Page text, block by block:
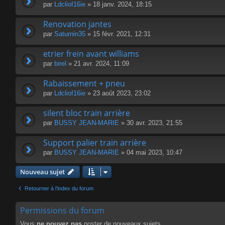
par Ldcliof16ie » 18 janv. 2024, 18:15
Renovation jantes
par Saturnin35 » 15 févr. 2021, 12:31
etrier frein avant williams
par birel » 21 avr. 2024, 11:09
Rabaissement + pneu
par Ldcliof16ie » 23 août 2023, 23:02
silent bloc train arrière
par BUSSY JEAN-MARIE » 30 avr. 2023, 21:55
Support palier train arrière
par BUSSY JEAN-MARIE » 04 mai 2023, 10:47
Nouveau sujet
Retourner à l’index du forum
Permissions du forum